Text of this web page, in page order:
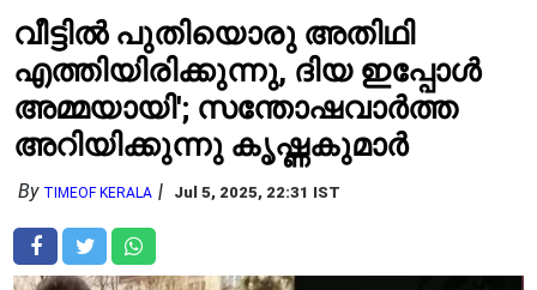
വീട്ടിൽ പുതിയൊരു അതിഥി
എത്തിയിരിക്കുന്നു, ദിയ ഇപ്പോൾ
അമ്മയായി'; സന്തോഷവാർത്ത
അറിയിക്കുന്നു കൃഷ്ണകുമാർ
By TIMEOF KERALA Jul 5, 2025, 22:31 IST